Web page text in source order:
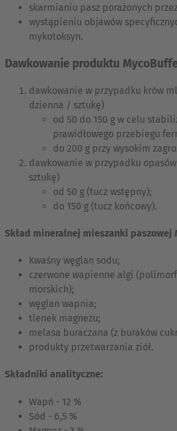
skarmianiu pasz porażonych
wystąpieniu objawów
mykotoksyn.
Dawkowanie produktu
dawkowanie w przypadku krów
dzienna / sztukę)
od 50 do 150 g w celu
prawidłowego przebiegu
do 200 g przy wysokim
dawkowanie w przypadku
sztukę)
od 50 g (tucz wstępny);
do 150 g (tucz końcowy).
Skład mineralnej mieszanki paszowej
Kwaśny węglan sodu;
czerwone wapienne algi
morskich);
węglan wapnia;
tlenek magnezu;
melasa buraczana (z buraków
produkty przetwarzania ziół.
Składniki analityczne:
Wapń - 12 %
Sód - 6,5 %